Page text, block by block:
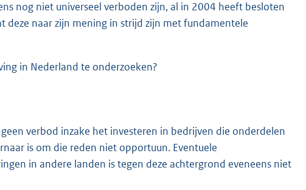
nog niet universeel verboden zijn, al in 2004 heeft besloten
naar zijn mening in strijd zijn met fundamentele
in Nederland te onderzoeken?
verbod inzake het investeren in bedrijven die onderdelen
is om die reden niet opportuun. Eventuele
in andere landen is tegen deze achtergrond eveneens niet